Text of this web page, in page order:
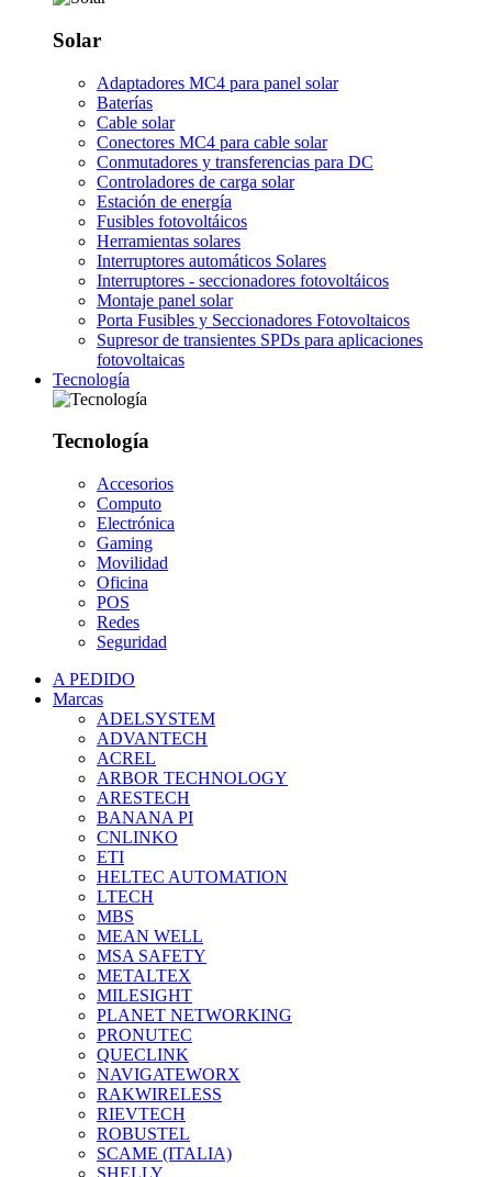
Solar
Adaptadores MC4 para panel solar
Baterías
Cable solar
Conectores MC4 para cable solar
Conmutadores y transferencias para DC
Controladores de carga solar
Estación de energía
Fusibles fotovoltáicos
Herramientas solares
Interruptores automáticos Solares
Interruptores - seccionadores fotovoltáicos
Montaje panel solar
Porta Fusibles y Seccionadores Fotovoltaicos
Supresor de transientes SPDs para aplicaciones
fotovoltaicas
Tecnología
Tecnología
Accesorios
Computo
Electrónica
Gaming
Movilidad
Oficina
POS
Redes
Seguridad
A PEDIDO
Marcas
ADELSYSTEM
ADVANTECH
ACREL
ARBOR TECHNOLOGY
ARESTECH
BANANA PI
CNLINKO
ETI
HELTEC AUTOMATION
LTECH
MBS
MEAN WELL
MSA SAFETY
METALTEX
MILESIGHT
PLANET NETWORKING
PRONUTEC
QUECLINK
NAVIGATEWORX
RAKWIRELESS
RIEVTECH
ROBUSTEL
SCAME (ITALIA)
SHELLY